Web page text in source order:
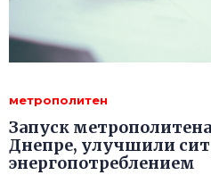
метрополитен
Запуск
Днепре, улучшили
энергопотреблением